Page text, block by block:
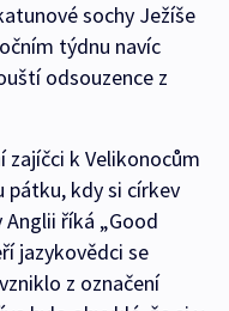
sochy Ježíše
týdnu navíc
odsouzence z
zajíčci k Velikonocům
pátku, kdy si církev
říká „Good
jazykovědci se
z označení